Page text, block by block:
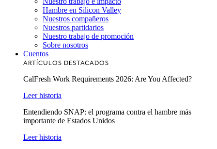
Hambre en Silicon Valley
Nuestros compañeros
Nuestros partidarios
Nuestro trabajo de promoción
Sobre nosotros
Cuentos
ARTÍCULOS DESTACADOS
CalFresh Work Requirements 2026: Are You Affected?
Leer historia
Entendiendo SNAP: el programa contra el hambre más
importante de Estados Unidos
Leer historia